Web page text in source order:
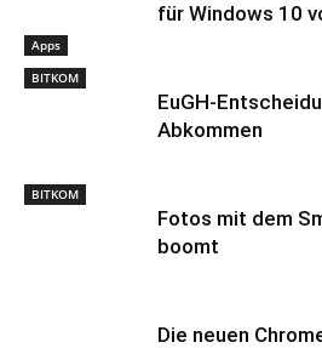
Apps
für Windows 10
BITKOM
EuGH-
Abkommen
BITKOM
Fotos mit dem
boomt
Die neuen